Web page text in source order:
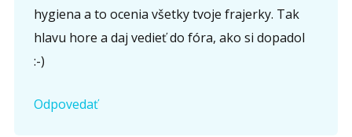
hygiena a to ocenia všetky tvoje frajerky. Tak
hlavu hore a daj vedieť do fóra, ako si dopadol
:-)
Odpovedať